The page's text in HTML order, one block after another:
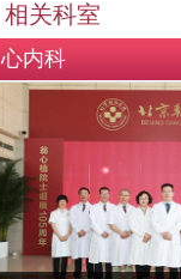
相关科室
心内科